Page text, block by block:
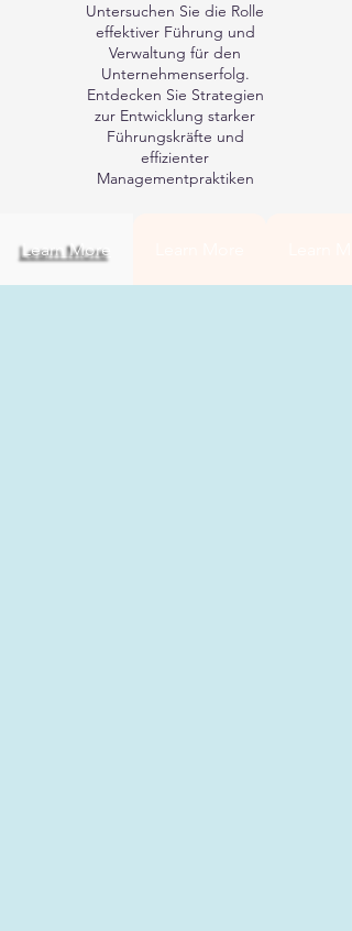
Untersuchen Sie die Rolle
effektiver Führung und
Verwaltung für den
Unternehmenserfolg.
Entdecken Sie Strategien
zur Entwicklung starker
Führungskräfte und
effizienter
Managementpraktiken
Learn More